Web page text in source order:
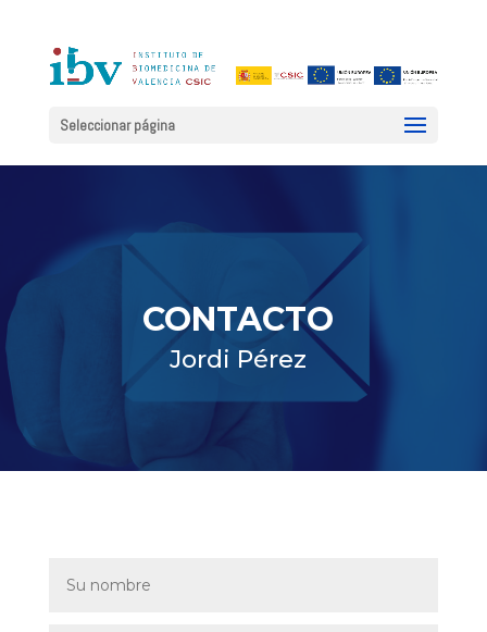
Seleccionar página
CONTACTO
Jordi Pérez